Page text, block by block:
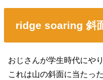
ridge soaring 斜
おじさんが学生時代にや
これは山の斜面に当たっ